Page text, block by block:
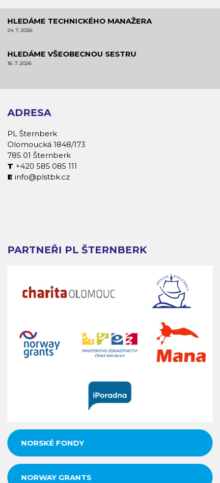
HLEDÁME TECHNICKÉHO MANAŽERA
24. 7. 2026
HLEDÁME VŠEOBECNOU SESTRU
16. 7. 2026
ADRESA
PL Šternberk
Olomoucká 1848/173
785 01 Šternberk
+420 585 085 111
info@plstbk.cz
PARTNEŘI PL ŠTERNBERK
NORSKÉ FONDY
NORWAY GRANTS